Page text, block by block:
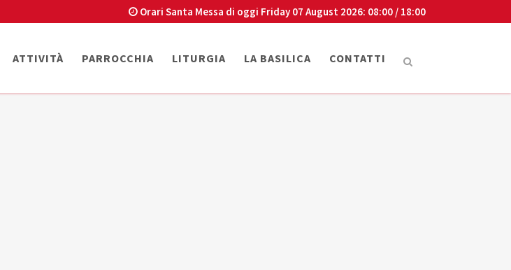
Orari Santa Messa di oggi Friday 07 August 2026: 08:00 / 18:00
ATTIVITÀ PARROCCHIA LITURGIA LA BASILICA CONTATTI